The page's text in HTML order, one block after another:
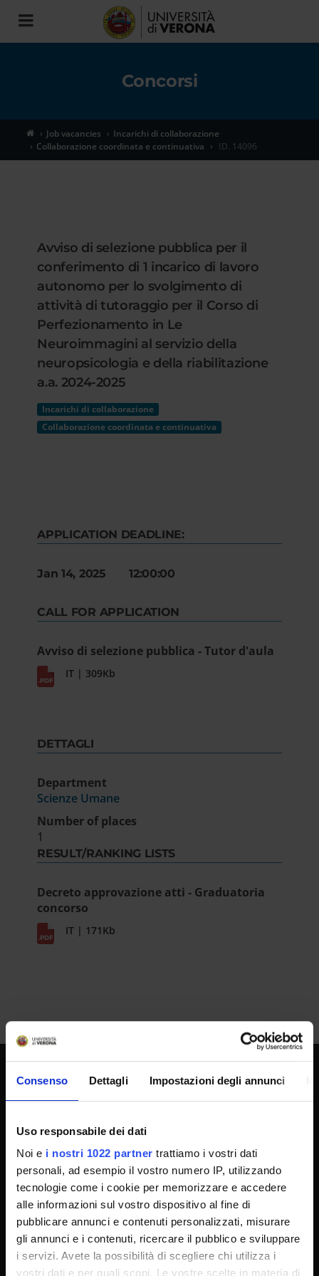
Consenso Dettagli Impostazioni degli annunci
Uso responsabile dei dati
Noi e i nostri 1022 partner trattiamo i vostri dati
personali, ad esempio il vostro numero IP, utilizzando
tecnologie come i cookie per memorizzare e accedere
alle informazioni sul vostro dispositivo al fine di
pubblicare annunci e contenuti personalizzati, misurare
gli annunci e i contenuti, ricercare il pubblico e sviluppare
i servizi. Avete la possibilità di scegliere chi utilizza i
vostri dati e per quali scopi. Le vostre scelte in materia di
Toggle
navigation
Concorsi
Job vacancies
Incarichi di collaborazione
Collaborazione coordinata e continuativa
ID. 14096
Avviso di selezione pubblica per il
conferimento di 1 incarico di lavoro
autonomo per lo svolgimento di
attività di tutoraggio per il Corso di
Perfezionamento in Le
Neuroimmagini al servizio della
neuropsicologia e della riabilitazione
a.a. 2024-2025
Incarichi di collaborazione
Collaborazione coordinata e continuativa
APPLICATION DEADLINE:
Jan 14, 2025 12:00:00
CALL FOR APPLICATION
Avviso di selezione pubblica - Tutor d'aula
IT | 309Kb
DETTAGLI
Department
Scienze Umane
Number of places
1
RESULT/RANKING LISTS
Decreto approvazione atti - Graduatoria
concorso
IT | 171Kb
UNIVERSITY SERVICES
Official University Register
Job vacancies
Procurement
Notifications
Terms and conditions